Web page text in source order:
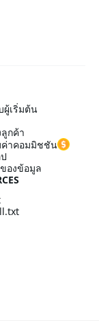
ผู้เริ่มต้น
กค้า
าคอมมิชชัน
องข้อมูล